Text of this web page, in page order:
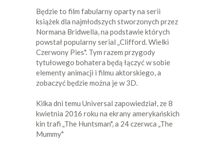
Będzie to film fabularny oparty na serii
książek dla najmłodszych stworzonych przez
Normana Bridwella, na podstawie których
powstał popularny serial „Clifford. Wielki
Czerwony Pies". Tym razem przygody
tytułowego bohatera będą łączyć w sobie
elementy animacji i filmu aktorskiego, a
zobaczyć będzie można je w 3D.
Kilka dni temu Universal zapowiedział, ze 8
kwietnia 2016 roku na ekrany amerykańskich
kin trafi „The Huntsman", a 24 czerwca „The
Mummy"